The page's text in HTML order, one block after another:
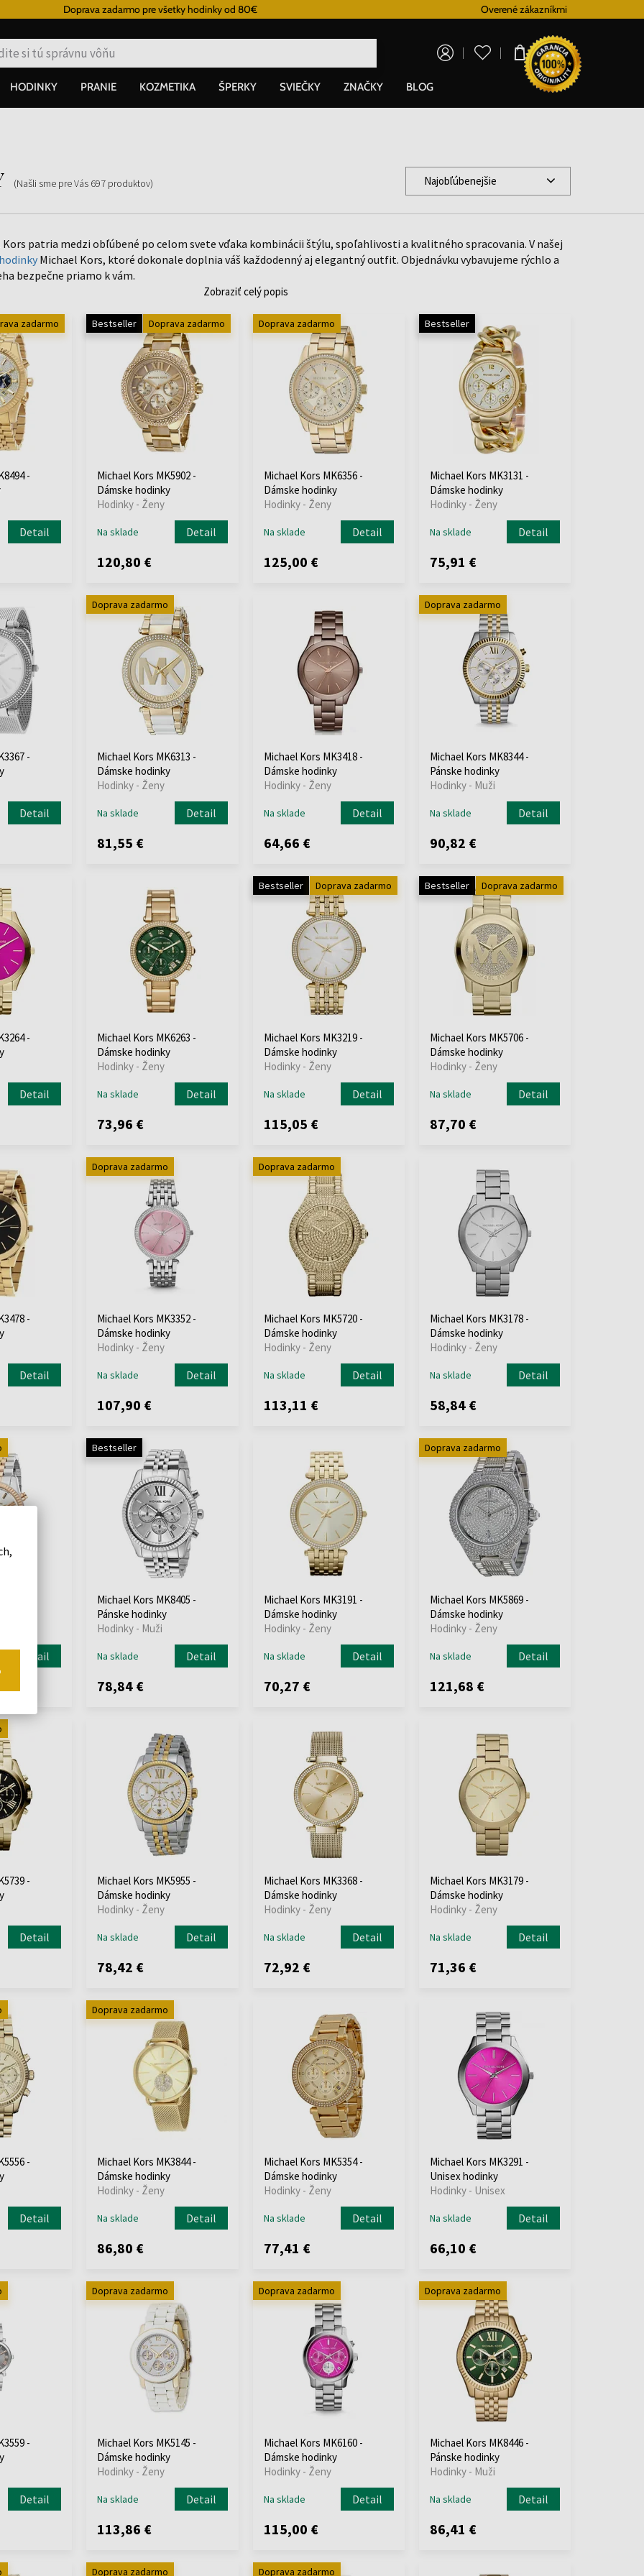
Doprava zadarmo pre všetky hodinky od 80€ Overené zákazníkmi
0,00 €
HODINKY PRANIE KOZMETIKA ŠPERKY SVIEČKY ZNAČKY BLOG
(Našli sme pre Vás 697 produktov) Najobľúbenejšie
Kors patria medzi obľúbené po celom svete vďaka kombinácii štýlu, spoľahlivosti a kvalitného spracovania. V našej
hodinky Michael Kors, ktoré dokonale doplnia váš každodenný aj elegantný outfit. Objednávku vybavujeme rýchlo a
bezpečne priamo k vám.
Zobraziť celý popis
zadarmo
-
Detail
Bestseller Doprava zadarmo
Michael Kors MK5902 -
Dámske hodinky
Hodinky - Ženy
Na sklade Detail
120,80 €
Doprava zadarmo
Michael Kors MK6356 -
Dámske hodinky
Hodinky - Ženy
Na sklade Detail
125,00 €
Bestseller
Michael Kors MK3131 -
Dámske hodinky
Hodinky - Ženy
Na sklade Detail
75,91 €
-
Detail
Doprava zadarmo
Michael Kors MK6313 -
Dámske hodinky
Hodinky - Ženy
Na sklade Detail
81,55 €
Michael Kors MK3418 -
Dámske hodinky
Hodinky - Ženy
Na sklade Detail
64,66 €
Doprava zadarmo
Michael Kors MK8344 -
Pánske hodinky
Hodinky - Muži
Na sklade Detail
90,82 €
-
Detail
Michael Kors MK6263 -
Dámske hodinky
Hodinky - Ženy
Na sklade Detail
73,96 €
Bestseller Doprava zadarmo
Michael Kors MK3219 -
Dámske hodinky
Hodinky - Ženy
Na sklade Detail
115,05 €
Bestseller Doprava zadarmo
Michael Kors MK5706 -
Dámske hodinky
Hodinky - Ženy
Na sklade Detail
87,70 €
-
Detail
Doprava zadarmo
Michael Kors MK3352 -
Dámske hodinky
Hodinky - Ženy
Na sklade Detail
107,90 €
Doprava zadarmo
Michael Kors MK5720 -
Dámske hodinky
Hodinky - Ženy
Na sklade Detail
113,11 €
Michael Kors MK3178 -
Dámske hodinky
Hodinky - Ženy
Na sklade Detail
58,84 €
-
Detail
Bestseller
Michael Kors MK8405 -
Pánske hodinky
Hodinky - Muži
Na sklade Detail
78,84 €
Michael Kors MK3191 -
Dámske hodinky
Hodinky - Ženy
Na sklade Detail
70,27 €
Doprava zadarmo
Michael Kors MK5869 -
Dámske hodinky
Hodinky - Ženy
Na sklade Detail
121,68 €
-
Detail
Michael Kors MK5955 -
Dámske hodinky
Hodinky - Ženy
Na sklade Detail
78,42 €
Michael Kors MK3368 -
Dámske hodinky
Hodinky - Ženy
Na sklade Detail
72,92 €
Michael Kors MK3179 -
Dámske hodinky
Hodinky - Ženy
Na sklade Detail
71,36 €
-
Detail
Doprava zadarmo
Michael Kors MK3844 -
Dámske hodinky
Hodinky - Ženy
Na sklade Detail
86,80 €
Michael Kors MK5354 -
Dámske hodinky
Hodinky - Ženy
Na sklade Detail
77,41 €
Michael Kors MK3291 -
Unisex hodinky
Hodinky - Unisex
Na sklade Detail
66,10 €
-
Detail
Doprava zadarmo
Michael Kors MK5145 -
Dámske hodinky
Hodinky - Ženy
Na sklade Detail
113,86 €
Doprava zadarmo
Michael Kors MK6160 -
Dámske hodinky
Hodinky - Ženy
Na sklade Detail
115,00 €
Doprava zadarmo
Michael Kors MK8446 -
Pánske hodinky
Hodinky - Muži
Na sklade Detail
86,41 €
Doprava zadarmo Doprava zadarmo